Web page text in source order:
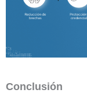
Conclusión